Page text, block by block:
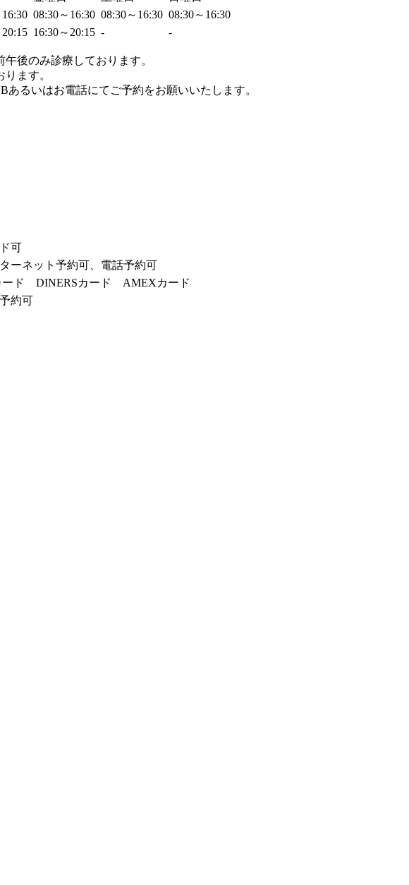
08:30～16:30 08:30～16:30 08:30～16:30
16:30～20:15 - -
後のみ診療しております。
ます。
るいはお電話にてご予約をお願いいたします。
可
ーネット予約可、電話予約可
ド DINERSカード AMEXカード
約可